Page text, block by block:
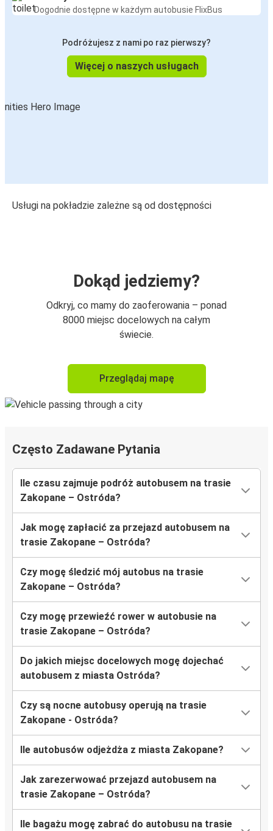
Dogodnie dostępne w każdym autobusie FlixBus
Podróżujesz z nami po raz pierwszy?
Więcej o naszych usługach
Usługi na pokładzie zależne są od dostępności
Dokąd jedziemy?
Odkryj, co mamy do zaoferowania – ponad
8000 miejsc docelowych na całym
świecie.
Przeglądaj mapę
Często Zadawane Pytania
Ile czasu zajmuje podróż autobusem na trasie
Zakopane – Ostróda?
Jak mogę zapłacić za przejazd autobusem na
trasie Zakopane – Ostróda?
Czy mogę śledzić mój autobus na trasie
Zakopane – Ostróda?
Czy mogę przewieźć rower w autobusie na
trasie Zakopane – Ostróda?
Do jakich miejsc docelowych mogę dojechać
autobusem z miasta Ostróda?
Czy są nocne autobusy operują na trasie
Zakopane - Ostróda?
Ile autobusów odjeżdża z miasta Zakopane?
Jak zarezerwować przejazd autobusem na
trasie Zakopane – Ostróda?
Ile bagażu mogę zabrać do autobusu na trasie